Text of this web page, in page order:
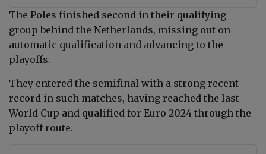
The Poles finished second in their qualifying
group behind the Netherlands, missing out on
automatic qualification and advancing to the
playoffs.
They entered the semifinal with a strong recent
record in such matches, having reached the last
World Cup and qualified for Euro 2024 through the
playoff route.